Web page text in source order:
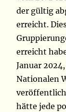
der gültig
erreicht.
erreicht
Januar
Nationalen
hätte jede